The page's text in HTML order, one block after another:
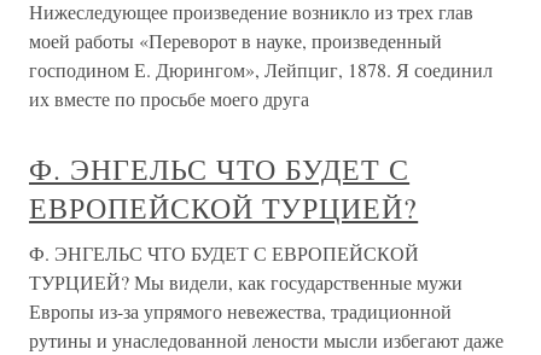
Нижеследующее произведение возникло из трех глав
моей работы «Переворот в науке, произведенный
господином Е. Дюрингом», Лейпциг, 1878. Я соединил
их вместе по просьбе моего друга
Ф. ЭНГЕЛЬС ЧТО БУДЕТ С
ЕВРОПЕЙСКОЙ ТУРЦИЕЙ?
Ф. ЭНГЕЛЬС ЧТО БУДЕТ С ЕВРОПЕЙСКОЙ
ТУРЦИЕЙ? Мы видели, как государственные мужи
Европы из-за упрямого невежества, традиционной
рутины и унаследованной лености мысли избегают даже